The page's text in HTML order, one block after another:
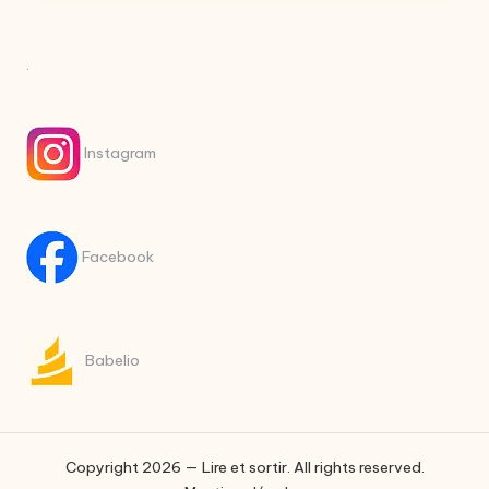
.
Instagram
Facebook
Babelio
Copyright 2026 — Lire et sortir. All rights reserved.